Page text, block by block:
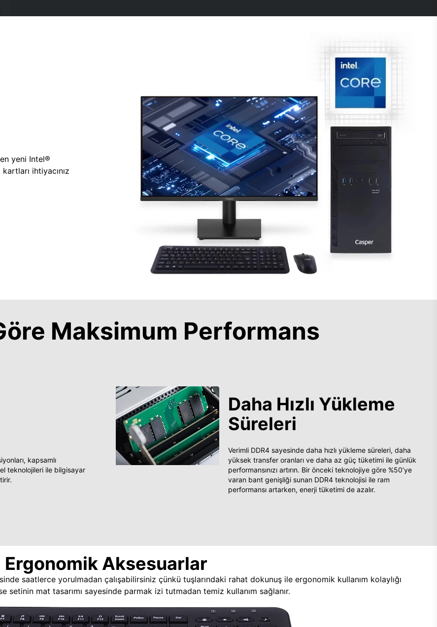
yeni Intel®
ihtiyacınız
Maksimum Performans
kapsamlı
teknolojileri ile bilgisayar
Daha Hızlı Yükleme
Süreleri
Verimli DDR4 sayesinde daha hızlı yükleme süreleri, daha
yüksek transfer oranları ve daha az güç tüketimi ile günlük
performansınızı artırın. Bir önceki teknolojiye göre %50’ye
varan bant genişliği sunan DDR4 teknolojisi ile ram
performansı artarken, enerji tüketimi de azalır.
Ergonomik Aksesuarlar
saatlerce yorulmadan çalışabilirsiniz çünkü tuşlarındaki rahat dokunuş ile ergonomik kullanım kolaylığı
setinin mat tasarımı sayesinde parmak izi tutmadan temiz kullanım sağlanır.